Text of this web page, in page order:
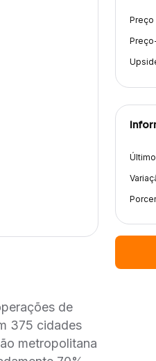
de
375 cidades
metropolitana
Preço